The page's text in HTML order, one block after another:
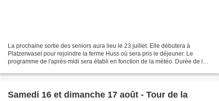
La prochaine sortie des seniors aura lieu le 23 juillet. Elle débutera à
Platzerwasel pour rejoindre la ferme Huss où sera pris le déjeuner. Le
programme de l'après-midi sera établi en fonction de la météo. Durée de la
Samedi 16 et dimanche 17 août - Tour de la